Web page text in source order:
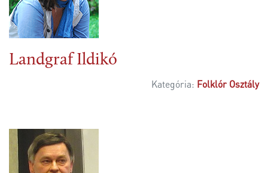
Landgraf Ildikó
Kategória: Folklór Osztály